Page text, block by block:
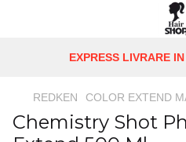
EXPRESS LIVRARE
REDKEN COLOR EXTEND
Chemistry Shot